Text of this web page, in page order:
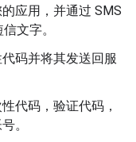
应用，并通过 SMS
文字。
码并将其发送回服
代码，验证代码，
。